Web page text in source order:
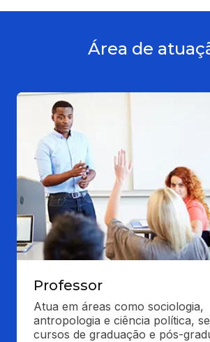
Área de
Professor
Atua em áreas como sociologia,
antropologia e ciência política,
cursos de graduação e pós-